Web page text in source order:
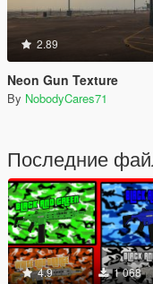
2.89
Neon Gun Texture
By NobodyCares71
Последние
4.9 1 068